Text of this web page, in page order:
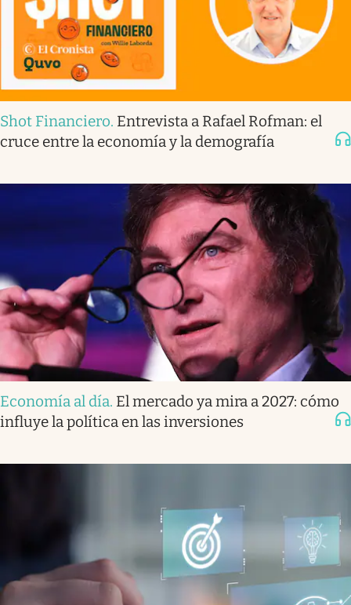
Shot Financiero. Entrevista a Rafael Rofman: el
cruce entre la economía y la demografía
Economía al día. El mercado ya mira a 2027: cómo
influye la política en las inversiones